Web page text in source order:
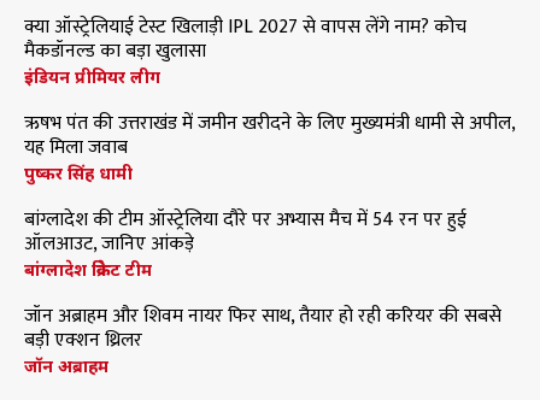
क्या ऑस्ट्रेलियाई टेस्ट खिलाड़ी IPL 2027 से वापस लेंगे नाम? कोच
मैकडॉनल्ड का बड़ा खुलासा
इंडियन प्रीमियर लीग
ऋषभ पंत की उत्तराखंड में जमीन खरीदने के लिए मुख्यमंत्री धामी से अपील,
यह मिला जवाब
पुष्कर सिंह धामी
बांग्लादेश की टीम ऑस्ट्रेलिया दौरे पर अभ्यास मैच में 54 रन पर हुई
ऑलआउट, जानिए आंकड़े
बांग्लादेश क्रिकेट टीम
जॉन अब्राहम और शिवम नायर फिर साथ, तैयार हो रही करियर की सबसे
बड़ी एक्शन थ्रिलर
जॉन अब्राहम